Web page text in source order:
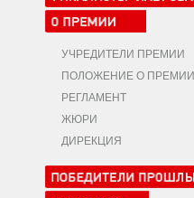
УЧРЕДИТЕЛИ ПРЕМИИ
ПОЛОЖЕНИЕ О ПРЕМИИ
РЕГЛАМЕНТ
ЖЮРИ
ДИРЕКЦИЯ